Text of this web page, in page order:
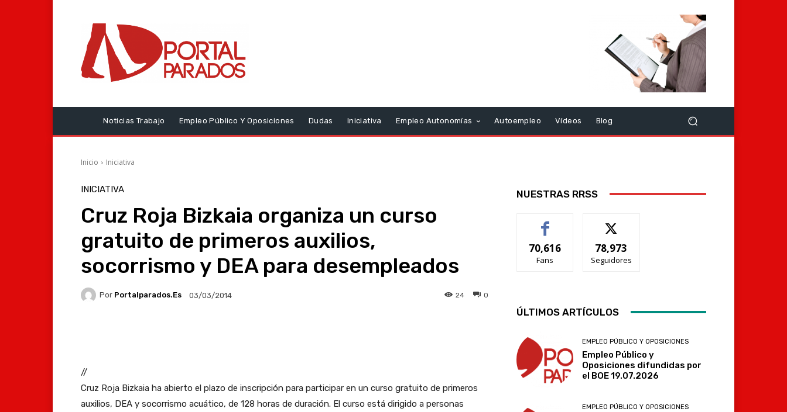
Noticias Trabajo Empleo Público Y Oposiciones Dudas Iniciativa Empleo Autonomías Autoempleo Vídeos Blog
Inicio Iniciativa
INICIATIVA
Cruz Roja Bizkaia organiza un curso
gratuito de primeros auxilios,
socorrismo y DEA para desempleados
Por Portalparados.es 03/03/2014 0
24
//
Cruz Roja Bizkaia ha abierto el plazo de inscripción para participar en un curso gratuito de primeros
auxilios, DEA y socorrismo acuático, de 128 horas de duración. El curso está dirigido a personas
NUESTRAS RRSS
70,616
Fans
78,973
Seguidores
ÚLTIMOS ARTÍCULOS
EMPLEO PÚBLICO Y OPOSICIONES
Empleo Público y
Oposiciones difundidas por
el BOE 19.07.2026
EMPLEO PÚBLICO Y OPOSICIONES